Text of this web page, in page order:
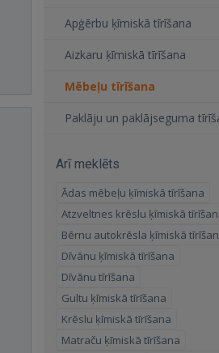
Apģērbu ķīmiskā tīrīšana
Aizkaru ķīmiskā tīrīšana
Mēbeļu tīrīšana
Paklāju un paklājseguma
Arī meklēts
Ādas mēbeļu ķīmiskā tīrīšana
Atzveltnes krēslu ķīmiskā
Bērnu autokrēsla ķīmiskā
Dīvānu ķīmiskā tīrīšana
Dīvānu tīrīšana
Gultu ķīmiskā tīrīšana
Krēslu ķīmiskā tīrīšana
Matraču ķīmiskā tīrīšana